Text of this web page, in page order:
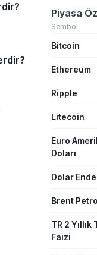
atadı.
Sundar
duyurulan
geliştirme
yönetimine
Piyasa
Sembol
Bitcoin
Ethereum
Ripple
Litecoin
Euro
Doları
Dolar
Brent
TR 2 Yıllık
Faizi